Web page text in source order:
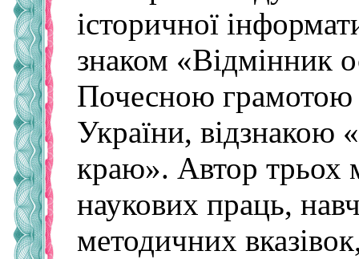
історичної
знаком «Відмінник
Почесною грамотою
України, відзнакою
краю». Автор трьох
наукових праць,
методичних